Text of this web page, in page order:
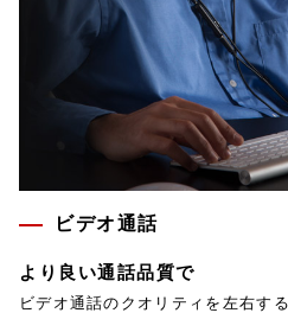
ビデオ通話
より良い通話品質で
ビデオ通話のクオリティを左右す